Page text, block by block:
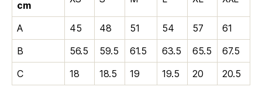
cm
A 45 48 51 54 57
61
B
56.5 59.5 61.5 63.5 65.5
67.5
C
18 18.5 19 19.5 20 20.5